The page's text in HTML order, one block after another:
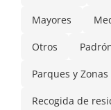
Mayores
Otros
Parques y Zonas
Recogida de